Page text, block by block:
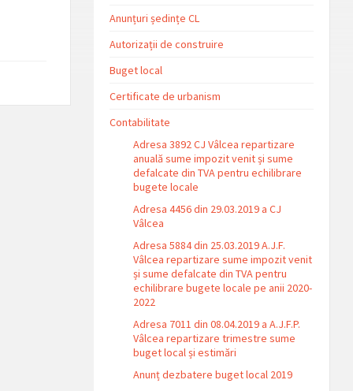
Anunțuri ședințe CL
Autorizații de construire
Buget local
Certificate de urbanism
Contabilitate
Adresa 3892 CJ Vâlcea repartizare
anuală sume impozit venit și sume
defalcate din TVA pentru echilibrare
bugete locale
Adresa 4456 din 29.03.2019 a CJ
Vâlcea
Adresa 5884 din 25.03.2019 A.J.F.
Vâlcea repartizare sume impozit venit
și sume defalcate din TVA pentru
echilibrare bugete locale pe anii 2020-
2022
Adresa 7011 din 08.04.2019 a A.J.F.P.
Vâlcea repartizare trimestre sume
buget local și estimări
Anunț dezbatere buget local 2019